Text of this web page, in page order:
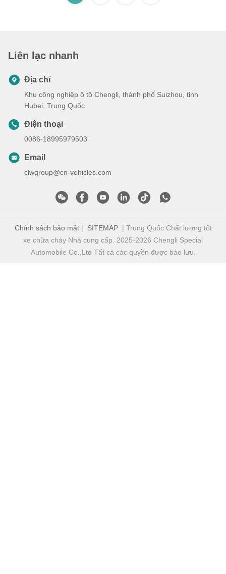
Liên lạc nhanh
Địa chỉ
Khu công nghiệp ô tô Chengli, thành phố Suizhou, tỉnh
Hubei, Trung Quốc
Điện thoại
0086-18995979503
Email
clwgroup@cn-vehicles.com
Chính sách bảo mật| SITEMAP| Trung Quốc Chất lượng tốt
xe chữa cháy Nhà cung cấp. 2025-2026 Chengli Special
Automobile Co.,Ltd Tất cả các quyền được bảo lưu.